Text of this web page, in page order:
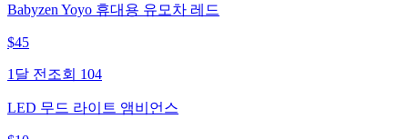
Babyzen Yoyo 휴대용 유모차 레드
$45
1달 전 조회 104
LED 무드 라이트 앰비언스